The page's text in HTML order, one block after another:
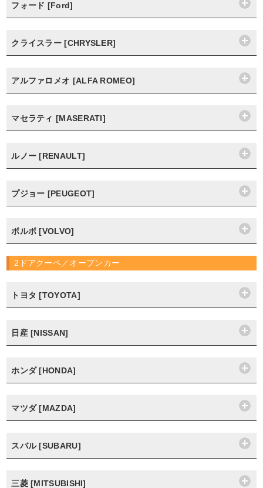
フォード [Ford]
クライスラー [CHRYSLER]
アルファロメオ [ALFA ROMEO]
マセラティ [MASERATI]
ルノー [RENAULT]
プジョー [PEUGEOT]
ボルボ [VOLVO]
2ドアクーペ／オープンカー
トヨタ [TOYOTA]
日産 [NISSAN]
ホンダ [HONDA]
マツダ [MAZDA]
スバル [SUBARU]
三菱 [MITSUBISHI]